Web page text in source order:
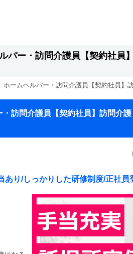
パー・訪問介護員【契約社員
ホームヘルパー・訪問介護員【契約社員
訪問介護員【契約社員】訪問介
り/しっかりした研修制度/正社員